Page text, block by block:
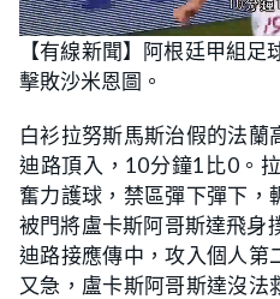
U
n
m
t
e
L
o
a
d
7
.
5
0
%
【有線新聞】阿根廷甲組足
擊敗沙米恩圖。
白衫拉努斯馬斯治假的法
迪路頂入，10分鐘1比0。
奮力護球，禁區彈下彈下，
被門將盧卡斯阿哥斯達飛身
迪路接應傳中，攻入個人第
又急，盧卡斯阿哥斯達沒法